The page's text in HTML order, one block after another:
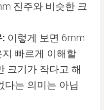
진주와 비슷한 크
이렇게 보면 6mm
빠르게 이해할
크기가 작다고 해
다는 의미는 아닙